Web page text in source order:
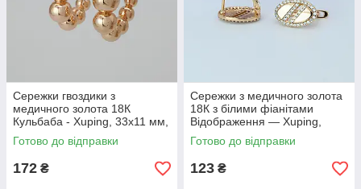
Сережки гвоздики з
медичного золота 18К
Кульбаба - Xuping, 33х11 мм,
8 г, арт. 59404
Готово до відправки
172 ₴
Сережки з медичного золота
18К з білими фіанітами
Відображення — Xuping,
15×9 мм, 2.8 г, арт. 59402
Готово до відправки
123 ₴